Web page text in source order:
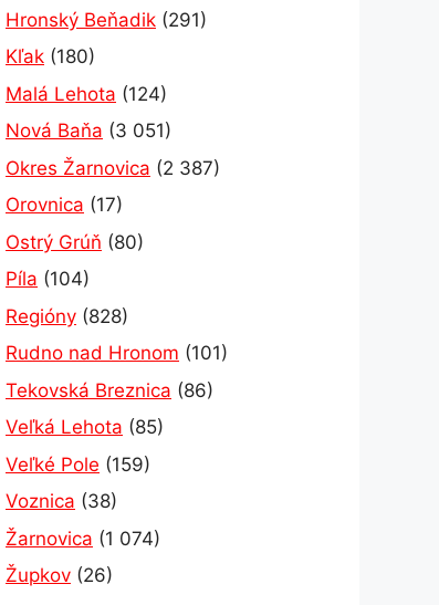
Hronský Beňadik (291)
Kľak (180)
Malá Lehota (124)
Nová Baňa (3 051)
Okres Žarnovica (2 387)
Orovnica (17)
Ostrý Grúň (80)
Píla (104)
Regióny (828)
Rudno nad Hronom (101)
Tekovská Breznica (86)
Veľká Lehota (85)
Veľké Pole (159)
Voznica (38)
Žarnovica (1 074)
Župkov (26)